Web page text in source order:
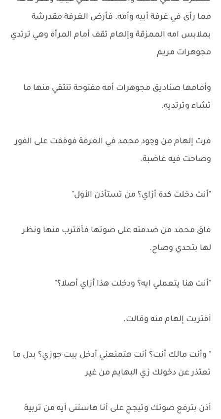
مما رأى في غرفة أبيه وأمه. فأرض الغرفة مقدرشة
بملابس امه الممزقة وإلهام تقف أمام المرأة وهي ترتدي
مجوهرات مريم
وأمامها صناديق مجوهرات أمه مفتوحة تنتقي منها ما
تشاء وترتديه.
فرت إلهام من وجود محمد في الغرفة فوقفت على الفور
وصاحت فيه غاضبة.
"أنت دخلت كدة أزاي؟ من تستأذن الأول"
فاق محمد من صدمته على صوتها فأقترب منها ونظر
لها بتحدي وصاح.
"أنت هنا يتعملي ايه؟ ودخلت هذا أزاي أصلا؟"
أقتربت إلهام منه وقالت.
" وأنت مالك أنت؟ أنت هتمنعني أدخل بيت جوزي؟ بدل ما
تعتذر عن دخولك زي البهايم من غير
أذن بترفع صوتك وتيجح على أنا هاستنى أيه من تربية